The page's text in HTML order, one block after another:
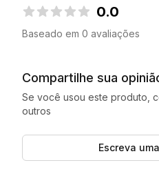
0.0
Baseado em 0 avaliações
Compartilhe sua
Se você usou este produto,
outros
Escreva